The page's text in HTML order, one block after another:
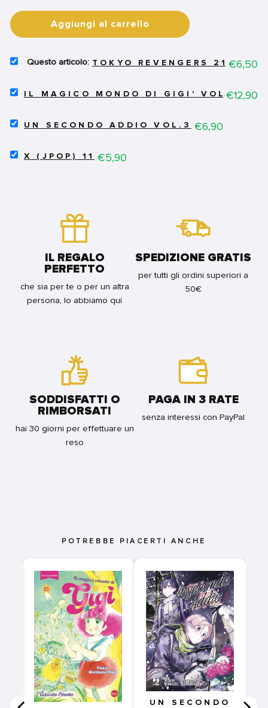
Aggiungi al carrello
SELECT
21
TOKYO REVENGERS 21 Price
€6,50
SELECT
MONDO
VOL.2
IL MAGICO MONDO DI GIGI' VOL.2 -
Price
€12,90
SELECT
ADDIO
UN SECONDO ADDIO VOL.3 Price
€6,90
SELECT
X (JPOP) 11 Price
€5,90
IL REGALO
PERFETTO
che sia per te o per un altra
persona, lo abbiamo qui
SPEDIZIONE GRATIS
per tutti gli ordini superiori a
50€
SODDISFATTI O
RIMBORSATI
hai 30 giorni per effettuare un
reso
PAGA IN 3 RATE
senza interessi con PayPal
POTREBBE PIACERTI ANCHE
UN SECONDO